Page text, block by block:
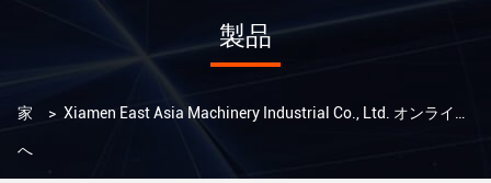
製品
家
へ
> Xiamen East Asia Machinery Industrial Co., Ltd. オンライン製品